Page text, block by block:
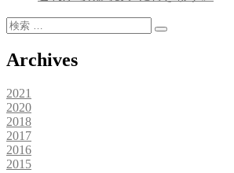
検
検
Archives
2021
2020
2018
2017
2016
2015